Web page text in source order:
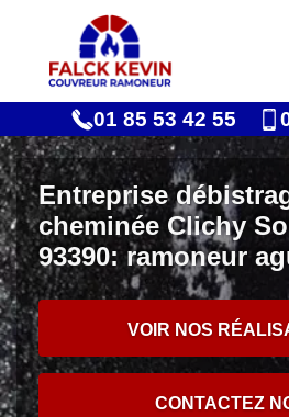
01 85 53 42 55
Entreprise
cheminée Clichy
93390: ramoneur
VOIR NOS
CONTACTEZ